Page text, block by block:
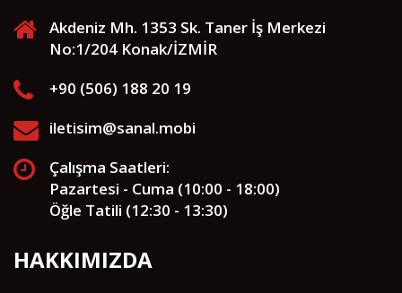
Akdeniz Mh. 1353 Sk. Taner İş Merkezi
No:1/204 Konak/İZMİR
+90 (506) 188 20 19
iletisim@sanal.mobi
Çalışma Saatleri:
Pazartesi - Cuma (10:00 - 18:00)
Öğle Tatili (12:30 - 13:30)
HAKKIMIZDA